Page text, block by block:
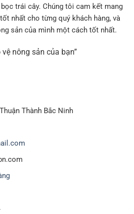
40cm đựng trái hổng ( 2kg)
nhựa màu xanh 40cm đúng
hoa quả, cũng như trong quá trình
vào các vật sắc nhọn.
lưới
có thể rửa sạch để tái sử dụng.
nhựa màu xanh 40cm
sở chính :
trái cây. Chúng tôi cam kết mang
nhất cho từng quý khách hàng, và
sản của mình một cách tốt nhất.
nông sản của bạn”
Thành Bắc Ninh